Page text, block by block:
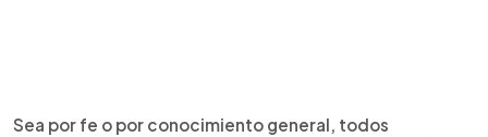
Sea por fe o por conocimiento general, todos